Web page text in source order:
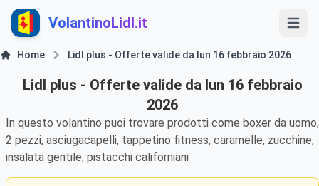
VolantinoLidl.it
Home Lidl plus - Offerte valide da lun 16 febbraio 2026
Lidl plus - Offerte valide da lun 16 febbraio
2026
In questo volantino puoi trovare prodotti come boxer da uomo,
2 pezzi, asciugacapelli, tappetino fitness, caramelle, zucchine,
insalata gentile, pistacchi californiani